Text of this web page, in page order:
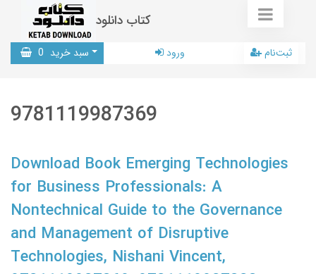
کتاب دانلود
سبد خرید 0 ورود ثبت‌نام
9781119987369
Download Book Emerging Technologies
for Business Professionals: A
Nontechnical Guide to the Governance
and Management of Disruptive
Technologies, Nishani Vincent,